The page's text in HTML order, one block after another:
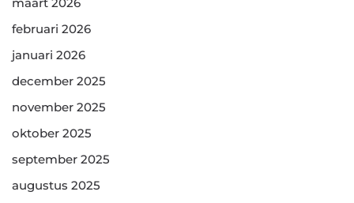
februari 2026
januari 2026
december 2025
november 2025
oktober 2025
september 2025
augustus 2025